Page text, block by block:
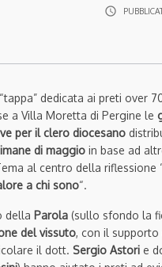
access_time
dedicata ai preti over
a Villa Moretta di Pergine le
per il clero diocesano
di maggio in base ad
al centro della riflessione
a chi sono“.
della Parola (sullo sfondo la
del vissuto, con il supporto
il dott. Sergio Astori e